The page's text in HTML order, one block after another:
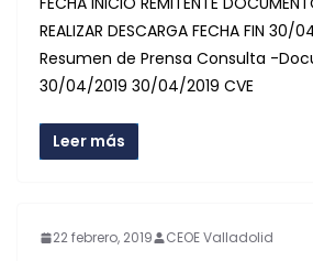
REALIZAR DESCARGA FECHA FIN 30/
Resumen de Prensa Consulta -
30/04/2019 30/04/2019 CVE
Leer más
22 febrero, 2019 CEOE Valladolid